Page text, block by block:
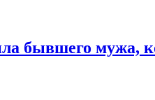
бывшего мужа,